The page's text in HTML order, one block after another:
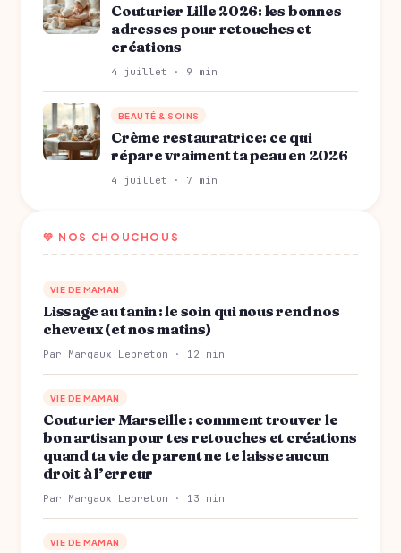
Couturier Lille 2026: les bonnes
adresses pour retouches et
créations
4 juillet · 9 min
BEAUTÉ & SOINS
Crème restauratrice: ce qui
répare vraiment ta peau en 2026
4 juillet · 7 min
💛 NOS CHOUCHOUS
VIE DE MAMAN
Lissage au tanin : le soin qui nous rend nos
cheveux (et nos matins)
Par Margaux Lebreton · 12 min
VIE DE MAMAN
Couturier Marseille : comment trouver le
bon artisan pour tes retouches et créations
quand ta vie de parent ne te laisse aucun
droit à l’erreur
Par Margaux Lebreton · 13 min
VIE DE MAMAN